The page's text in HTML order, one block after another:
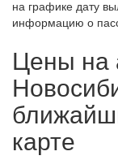
на графике дату
информацию о
Цены на
карте